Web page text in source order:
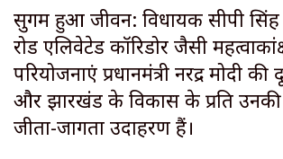
सुगम हुआ जीवन: विधायक सीपी सिंह
रोड एलिवेटेड कॉरिडोर जैसी
परियोजनाएं प्रधानमंत्री नरेंद्र मोदी की
और झारखंड के विकास के प्रति उनकी
जीता-जागता उदाहरण हैं।